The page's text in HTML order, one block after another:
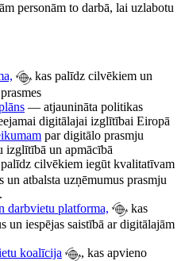
personām to darbā, lai uzlabotu
kas palīdz cilvēkiem un
— atjaunināta politikas
digitālajai izglītībai Eiropā
par digitālo prasmju
izglītībā un apmācībā
cilvēkiem iegūt kvalitatīvam
un atbalsta uzņēmumus prasmju
darbvietu platforma,
kas
un iespējas saistībā ar digitālajām
koalīcija
, kas apvieno